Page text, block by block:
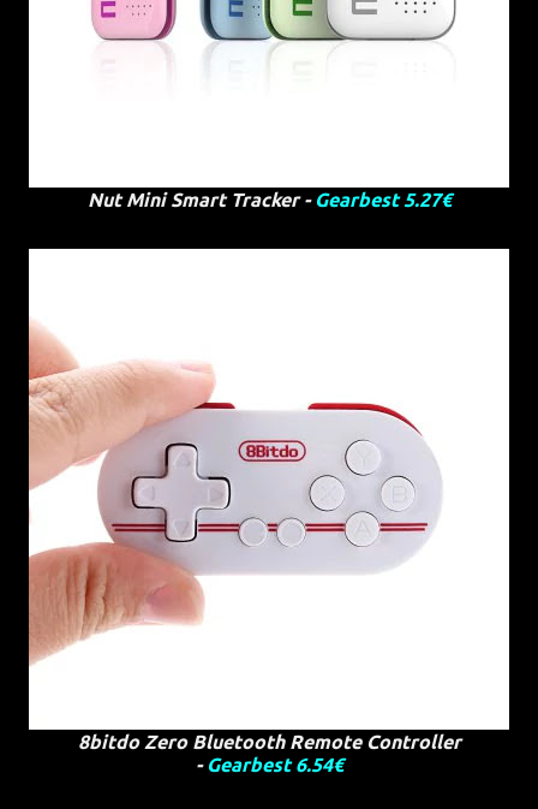
Nut Mini Smart Tracker - Gearbest 5.27€
8bitdo Zero Bluetooth Remote Controller
- Gearbest 6.54€